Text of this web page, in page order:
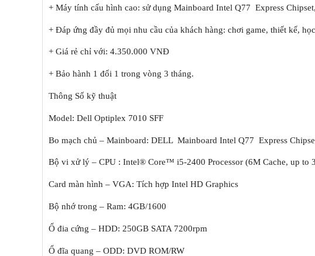
+ Máy tính cấu hình cao: sử dụng Mainboard Intel Q77 Express
+ Đáp ứng đầy đủ mọi nhu cầu của khách hàng: chơi game, thiết kế,
+ Giá rẻ chỉ với: 4.350.000 VNĐ
+ Bảo hành 1 đổi 1 trong vòng 3 tháng.
Thông Số kỹ thuật
Model: Dell Optiplex 7010 SFF
Bo mạch chủ – Mainboard: DELL Mainboard Intel Q77 Express
Bộ vi xử lý – CPU : Intel® Core™ i5-2400 Processor (6M Cache, up to
Card màn hình – VGA: Tích hợp Intel HD Graphics
Bộ nhớ trong – Ram: 4GB/1600
Ổ đia cứng – HDD: 250GB SATA 7200rpm
Ổ đĩa quang – ODD: DVD ROM/RW